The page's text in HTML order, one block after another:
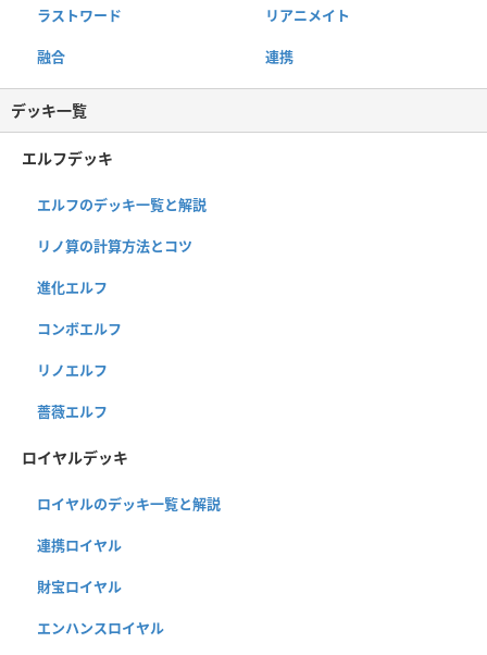
ラストワード リアニメイト
融合 連携
デッキ一覧
エルフデッキ
エルフのデッキ一覧と解説
リノ算の計算方法とコツ
進化エルフ
コンボエルフ
リノエルフ
薔薇エルフ
ロイヤルデッキ
ロイヤルのデッキ一覧と解説
連携ロイヤル
財宝ロイヤル
エンハンスロイヤル